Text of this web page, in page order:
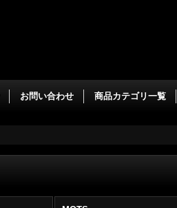
お問い合わせ 商品カテゴリ一覧